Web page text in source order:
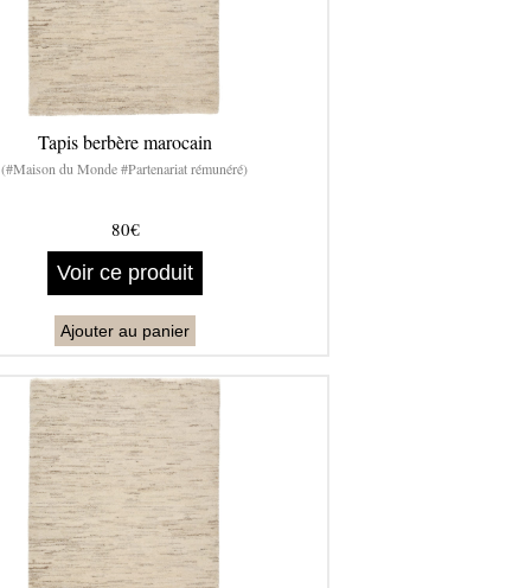
Tapis berbère marocain
(#Maison du Monde #Partenariat rémunéré)
80€
Voir ce produit
Ajouter au panier